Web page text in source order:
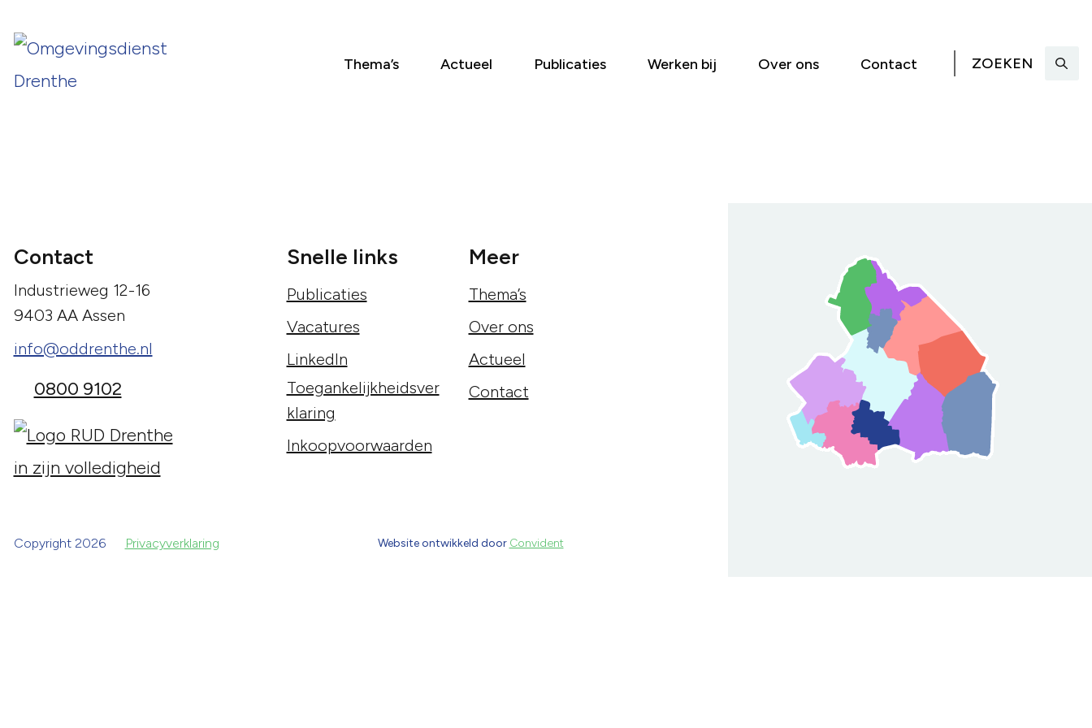
Thema’s Actueel Publicaties Werken bij Over ons Contact ZOEKEN
Contact
Industrieweg 12-16
9403 AA Assen
info@oddrenthe.nl
0800 9102
Snelle links
Publicaties
Vacatures
LinkedIn
Toegankelijkheidsver
klaring
Inkoopvoorwaarden
Meer
Thema’s
Over ons
Actueel
Contact
Copyright 2026 Privacyverklaring Website ontwikkeld door Convident